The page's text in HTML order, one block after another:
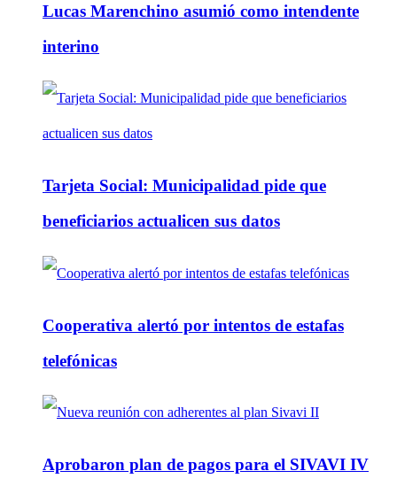
Lucas Marenchino asumió como intendente
interino
Tarjeta Social: Municipalidad pide que
beneficiarios actualicen sus datos
Cooperativa alertó por intentos de estafas
telefónicas
Aprobaron plan de pagos para el SIVAVI IV